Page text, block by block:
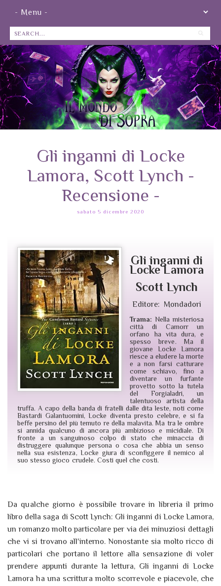
Gli inganni di Locke
Lamora, Scott Lynch -
Recensione -
sabato 5 dicembre 2020
Gli inganni di
Locke Lamora
Scott Lynch
Editore: Mondadori
Trama: Nella misteriosa
città di Camorr un
orfano ha vita dura, e
spesso breve. Ma il
giovane Locke Lamora
riesce a eludere la morte
e a non farsi catturare
come schiavo, fino a
diventare un furfante
provetto sotto la tutela
del Forgialadri, un
talentuoso artista della
truffa. A capo della banda di fratelli dalle dita leste, noti come
Bastardi Galantuomini, Locke diventa presto celebre, e si fa
beffe persino del più temuto re della malavita. Ma tra le ombre
si annida qualcuno di ancora più ambizioso e micidiale. Di
fronte a un sanguinoso colpo di stato che minaccia di
distruggere qualunque persona o cosa che abbia un senso
nella sua esistenza, Locke giura di sconfiggere il nemico al
suo stesso gioco crudele. Costi quel che costi.
Da qualche giorno è possibile trovare in libreria il primo
libro della saga di Scott Lynch: Gli inganni di Locke Lamora,
un romanzo molto particolare per via dei minuziosi dettagli
che vi si trovano all'interno. Nonostante sia molto ricco di
particolari che portano il lettore alla sensazione di voler
prendere appunti durante la lettura, Gli inganni di Locke
Lamora ha una scrittura molto scorrevole e piacevole, che